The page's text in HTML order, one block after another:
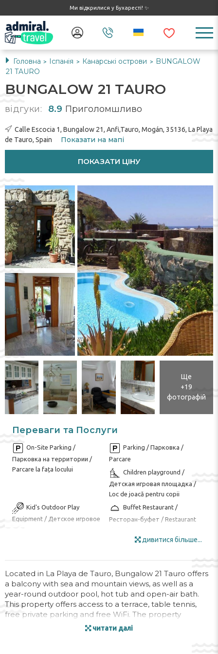
Ми відкрилися у Бухаресті! ✨
Головна > Іспанія > Канарські острови >
BUNGALOW
21 TAURO
BUNGALOW 21 TAURO
відгуки: 8.9 Приголомшливо
Calle Escocia 1, Bungalow 21, Anfi,Tauro, Mogán, 35136, La Playa
de Tauro, Spain
Показати на мапі
ПОКАЗАТИ ЦІНУ
Ще
+19
фотографій
Переваги та Послуги
On-Site Parking /
Парковка на территории /
Parcare la fața locului
Parking / Парковка /
Parcare
Children playground /
Детская игровая площадка /
Loc de joacă pentru copii
Kid's Outdoor Play
Equipment / Детское игровое
Buffet Restaurant /
Ресторан-буфет / Restaurant
Garden Area / Сад / Zona
для багажа / Camera bagajelor
Mini Market / Минимаркет
/ Minimarket
Outdoor Furniture /
Мебель для улицы / Mobila de
gradina
Smoking Area / Зона для
Strollers / Коляски /
дивитися більше...
Located in La Playa de Tauro, Bungalow 21 Tauro offers
a balcony with sea and mountain views, as well as a
year-round outdoor pool, hot tub and open-air bath.
This property offers access to a terrace, table tennis,
free private parking and free WiFi. The property
features luggage storage space, a family-friendly
restaurant with an outdoor dining area.
читати далі